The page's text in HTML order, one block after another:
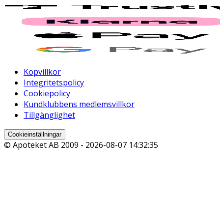
Köpvillkor
Integritetspolicy
Cookiepolicy
Kundklubbens medlemsvillkor
Tillgänglighet
Cookieinställningar
© Apoteket AB 2009 - 2026-08-07 14:32:35